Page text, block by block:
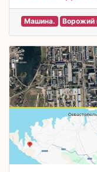
Машина. Ворожий